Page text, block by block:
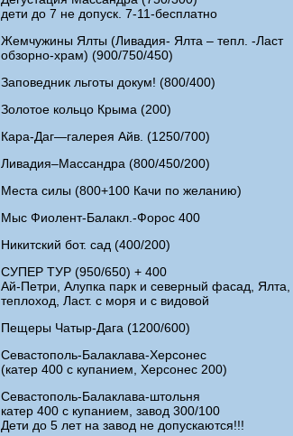
дети до 7 не допуск. 7-11-бесплатно
Жемчужины Ялты (Ливадия- Ялта – тепл. -Ласт
обзорно-храм) (900/750/450)
Заповедник льготы докум! (800/400)
Золотое кольцо Крыма (200)
Кара-Даг—галерея Айв. (1250/700)
Ливадия–Массандра (800/450/200)
Места силы (800+100 Качи по желанию)
Мыс Фиолент-Балакл.-Форос 400
Никитский бот. сад (400/200)
СУПЕР ТУР (950/650) + 400
Ай-Петри, Алупка парк и северный фасад, Ялта,
теплоход, Ласт. с моря и с видовой
Пещеры Чатыр-Дага (1200/600)
Севастополь-Балаклава-Херсонес
(катер 400 с купанием, Херсонес 200)
Севастополь-Балаклава-штольня
катер 400 с купанием, завод 300/100
Дети до 5 лет на завод не допускаются!!!